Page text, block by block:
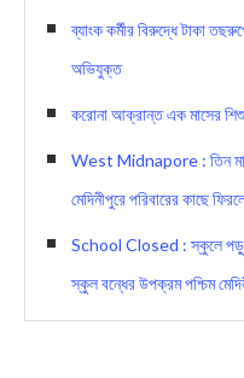
ব্যাংক কর্মীর বিরুদ্ধে টাকা
অভিযুক্ত
করোনা আক্রান্ত এক মাসের
West Midnapore : তিন
মেদিনীপুরে পরিবারের কাছে
School Closed : স্কুলে পড়ুয়ার
স্কুল বন্ধের উপক্রম পশ্চিম